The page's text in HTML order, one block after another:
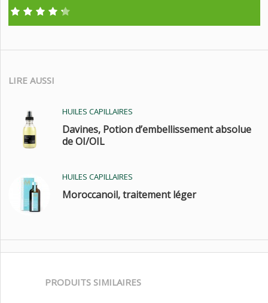
LIRE AUSSI
HUILES CAPILLAIRES
Davines, Potion d’embellissement absolue
de OI/OIL
HUILES CAPILLAIRES
Moroccanoil, traitement léger
PRODUITS SIMILAIRES